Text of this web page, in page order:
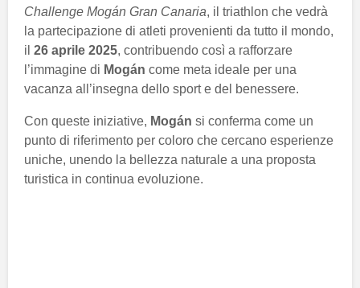
Challenge Mogán Gran Canaria, il triathlon che vedrà
la partecipazione di atleti provenienti da tutto il mondo,
il 26 aprile 2025, contribuendo così a rafforzare
l’immagine di Mogán come meta ideale per una
vacanza all’insegna dello sport e del benessere.
Con queste iniziative, Mogán si conferma come un
punto di riferimento per coloro che cercano esperienze
uniche, unendo la bellezza naturale a una proposta
turistica in continua evoluzione.